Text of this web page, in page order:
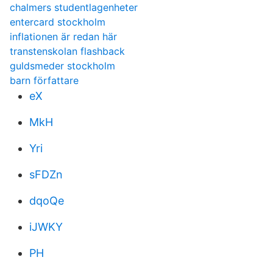
chalmers studentlagenheter
entercard stockholm
inflationen är redan här
transtenskolan flashback
guldsmeder stockholm
barn författare
eX
MkH
Yri
sFDZn
dqoQe
iJWKY
PH